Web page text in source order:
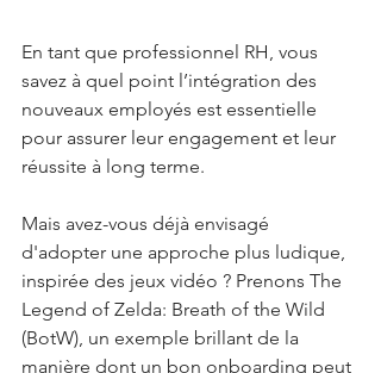
En tant que professionnel RH, vous
savez à quel point l’intégration des
nouveaux employés est essentielle
pour assurer leur engagement et leur
réussite à long terme.
Mais avez-vous déjà envisagé
d'adopter une approche plus ludique,
inspirée des jeux vidéo ? Prenons The
Legend of Zelda: Breath of the Wild
(BotW), un exemple brillant de la
manière dont un bon onboarding peut